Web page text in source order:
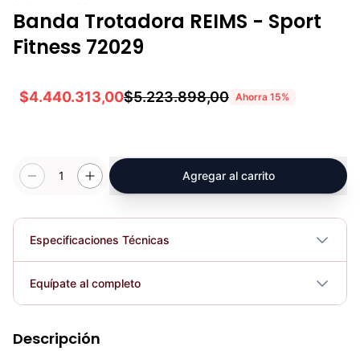
Banda Trotadora REIMS - Sport
Fitness 72029
$4.440.313,00$5.223.898,00 Ahorra 15%
1 Agregar al carrito
Especificaciones Técnicas
Dimensiones
Profundidad: 195 cm Alto; 150.5 cm.
Ancho; 87 cm.
Peso máx. usuario
Equípate al completo
Descripción